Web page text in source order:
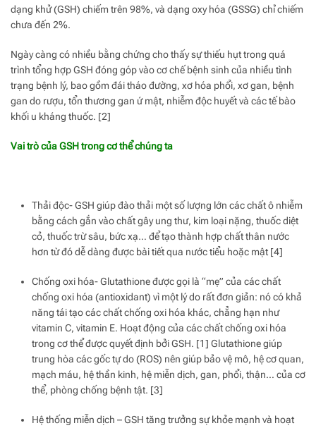
dạng khử (GSH) chiếm trên 98%, và dạng oxy hóa (GSSG) chỉ chiếm
chưa đến 2%.
Ngày càng có nhiều bằng chứng cho thấy sự thiếu hụt trong quá
trình tổng hợp GSH đóng góp vào cơ chế bệnh sinh của nhiều tình
trạng bệnh lý, bao gồm đái tháo đường, xơ hóa phổi, xơ gan, bệnh
gan do rượu, tổn thương gan ứ mật, nhiễm độc huyết và các tế bào
khối u kháng thuốc. [2]
Vai trò của GSH trong cơ thể chúng ta
Thải độc- GSH giúp đào thải một số lượng lớn các chất ô nhiễm
bằng cách gắn vào chất gây ung thư, kim loại nặng, thuốc diệt
cỏ, thuốc trừ sâu, bức xạ… để tạo thành hợp chất thân nước
hơn từ đó dễ dàng được bài tiết qua nước tiểu hoặc mật [4]
Chống oxi hóa- Glutathione được gọi là “mẹ” của các chất
chống oxi hóa (antioxidant) vì một lý do rất đơn giản: nó có khả
năng tái tạo các chất chống oxi hóa khác, chẳng hạn như
vitamin C, vitamin E. Hoạt động của các chất chống oxi hóa
trong cơ thể được quyết định bởi GSH. [1] Glutathione giúp
trung hòa các gốc tự do (ROS) nên giúp bảo vệ mô, hệ cơ quan,
mạch máu, hệ thần kinh, hệ miễn dịch, gan, phổi, thận… của cơ
thể, phòng chống bệnh tật. [3]
Hệ thống miễn dịch – GSH tăng trưởng sự khỏe mạnh và hoạt